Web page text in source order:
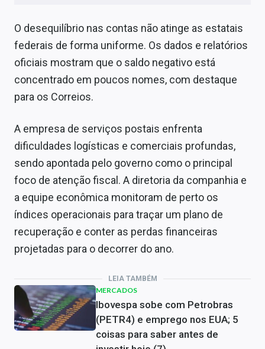
O desequilíbrio nas contas não atinge as estatais
federais de forma uniforme. Os dados e relatórios
oficiais mostram que o saldo negativo está
concentrado em poucos nomes, com destaque
para os Correios.
A empresa de serviços postais enfrenta
dificuldades logísticas e comerciais profundas,
sendo apontada pelo governo como o principal
foco de atenção fiscal. A diretoria da companhia e
a equipe econômica monitoram de perto os
índices operacionais para traçar um plano de
recuperação e conter as perdas financeiras
projetadas para o decorrer do ano.
LEIA TAMBÉM
MERCADOS
Ibovespa sobe com Petrobras
(PETR4) e emprego nos EUA; 5
coisas para saber antes de